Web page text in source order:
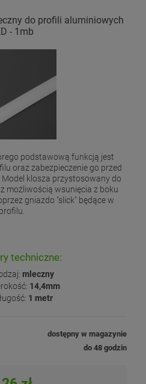
do profili aluminiowych
- 1mb
podstawową funkcją jest
oraz zabezpieczenie go przed
klosza przystosowany do
możliwością wsunięcia z boku
gniazdo "slick" będące w
profilu.
techniczne:
mleczny
14,4mm
1 metr
dostępny w magazynie
do 48 godzin